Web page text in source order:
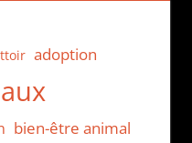
adoption
bien-être animal